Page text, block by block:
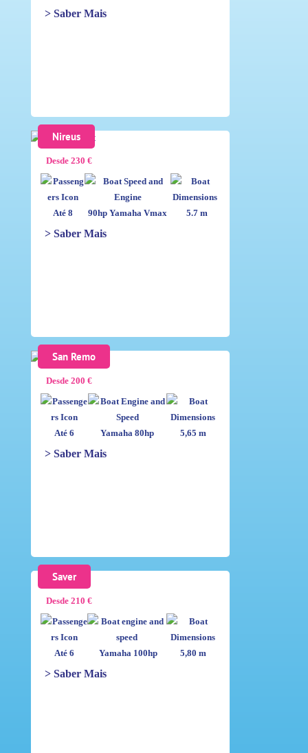
> Saber Mais
Nireus
Desde 230 €
Até 8 90hp Yamaha Vmax 5.7 m
> Saber Mais
San Remo
Desde 200 €
Até 6 Yamaha 80hp 5,65 m
> Saber Mais
Saver
Desde 210 €
Até 6 Yamaha 100hp 5,80 m
> Saber Mais